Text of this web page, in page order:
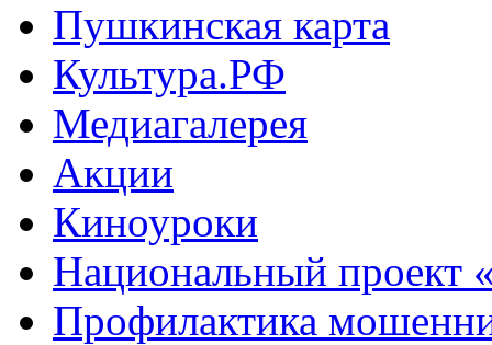
Пушкинская карта
Культура.РФ
Медиагалерея
Акции
Киноуроки
Национальный проект
Профилактика